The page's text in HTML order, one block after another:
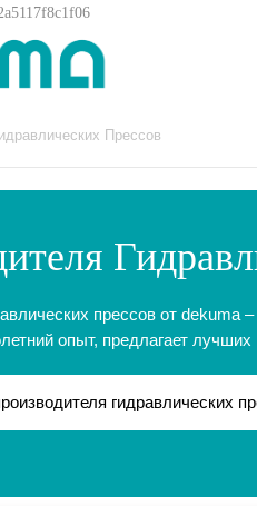
Прессов
прессов от dekuma
опыт, предлагает
гидравлических